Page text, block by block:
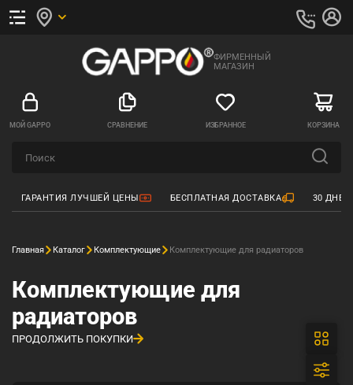
ФИРМЕННЫЙ
МАГАЗИН
МОЙ GAPPO СРАВНЕНИЕ ИЗБРАННОЕ КОРЗИНА
ГАРАНТИЯ ЛУЧШЕЙ ЦЕНЫ БЕСПЛАТНАЯ ДОСТАВКА 30
Главная Каталог Комплектующие Комплектующие для радиаторов
Комплектующие для
радиаторов
ПРОДОЛЖИТЬ ПОКУПКИ